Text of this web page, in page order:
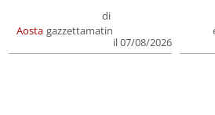
Aosta
di
gazzettamatin
il 07/08/2026